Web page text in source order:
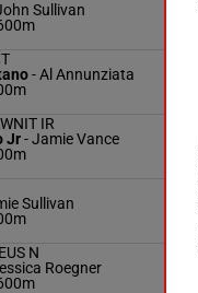
Sullivan
-Al Annunziata
IR
Jr-Jamie Vance
Sullivan
N
Roegner